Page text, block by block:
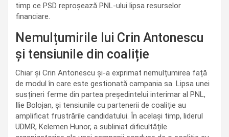
timp ce PSD reproșează PNL-ului lipsa resurselor
financiare.
Nemulțumirile lui Crin Antonescu
și tensiunile din coaliție
Chiar și Crin Antonescu și-a exprimat nemulțumirea față
de modul în care este gestionată campania sa. Lipsa unei
susțineri ferme din partea președintelui interimar al PNL,
Ilie Bolojan, și tensiunile cu partenerii de coaliție au
amplificat frustrările candidatului. În același timp, liderul
UDMR, Kelemen Hunor, a subliniat dificultățile